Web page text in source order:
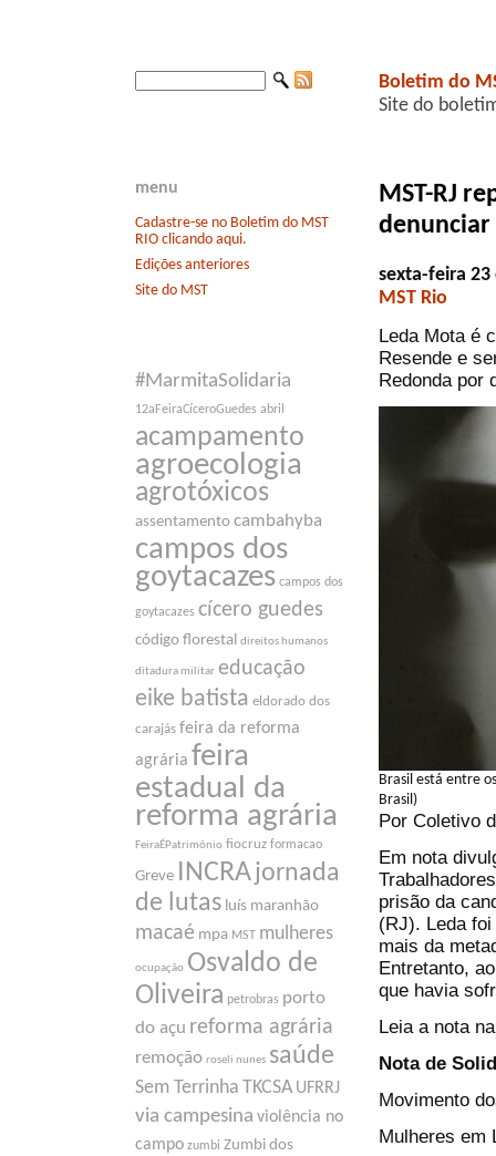
menu
Cadastre-se no Boletim do MST
RIO clicando aqui.
Edições anteriores
Site do MST
#MarmitaSolidaria
12aFeiraCíceroGuedes abril
acampamento
agroecologia
agrotóxicos
assentamento cambahyba
campos dos
goytacazes campos dos
goytacazes cícero guedes
código florestal direitos humanos
ditadura militar educação
eike batista eldorado dos
carajás feira da reforma
agrária feira
estadual da
reforma agrária
FeiraÉPatrimônio fiocruz formacao
Greve INCRA jornada
de lutas luís maranhão
macaé mpa MST mulheres
ocupação Osvaldo de
Oliveira petrobras porto
do açu reforma agrária
remoção roseli nunes saúde
Sem Terrinha TKCSA UFRRJ
via campesina violência no
campo zumbi Zumbi dos
Boletim do
Site do
MST-RJ
denunciar
sexta-feira
MST Rio
Leda Mota é
Resende e
Redonda por
Brasil está entre
Brasil)
Por Coletivo
Em nota
prisão da
(RJ). Leda
mais da
Entretanto,
que havia
Leia a nota
Nota de
Movimento
Mulheres em